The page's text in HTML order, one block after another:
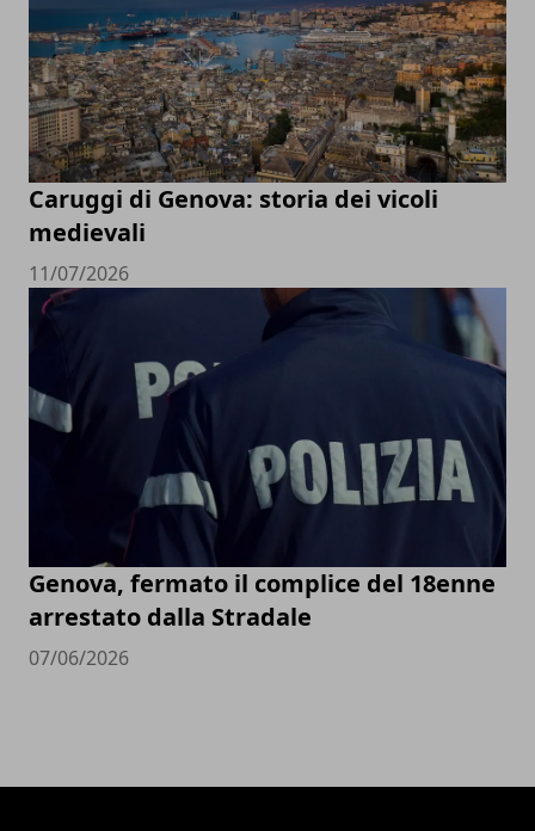
Caruggi di Genova: storia dei vicoli
medievali
11/07/2026
Genova, fermato il complice del 18enne
arrestato dalla Stradale
07/06/2026